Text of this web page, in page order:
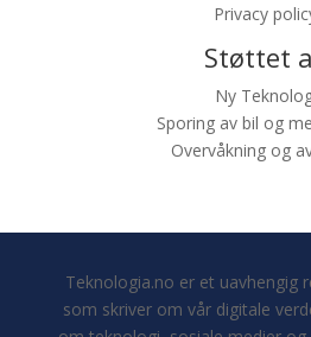
Privacy
Støttet
Ny
Sporing av bil og
Overvåkning og
Teknologia.no er et uavhengig
som skriver om vår digitale